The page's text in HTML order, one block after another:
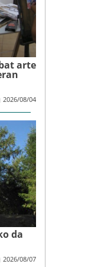
arte
2026/08/04
da
2026/08/07